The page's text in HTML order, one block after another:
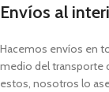
Envíos al
Hacemos envíos en
medio del transporte
estos, nosotros lo